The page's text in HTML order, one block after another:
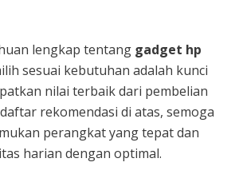
lengkap tentang gadget hp
sesuai kebutuhan adalah kunci
nilai terbaik dari pembelian
rekomendasi di atas, semoga
perangkat yang tepat dan
harian dengan optimal.